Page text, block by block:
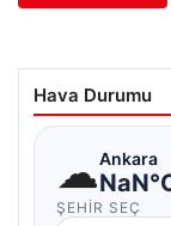
Hava Durumu
☁Ankara
ŞEHIR SEÇ